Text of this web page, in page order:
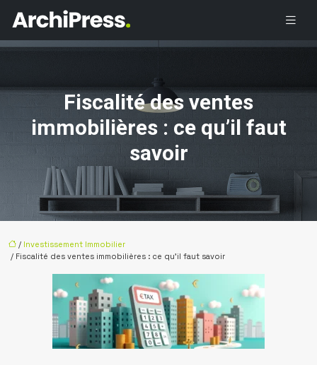
Fiscalité des ventes
immobilières : ce qu’il faut
savoir
/ Investissement Immobilier
/ Fiscalité des ventes immobilières : ce qu’il faut savoir